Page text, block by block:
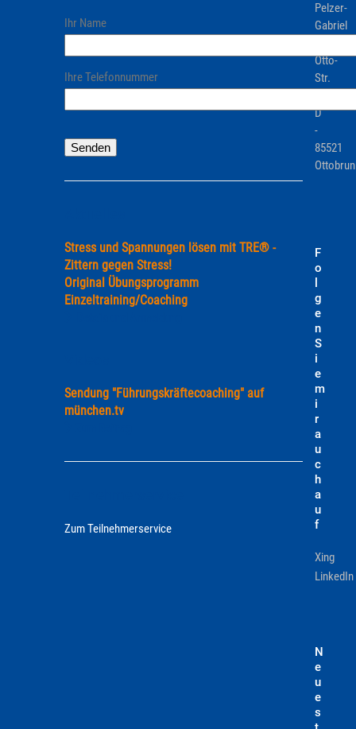
Ihr Name
Ihre Telefonnummer
lasse
Feld
Stress und Spannungen lösen mit TRE® -
Zittern gegen Stress!
Original Übungsprogramm
Einzeltraining/Coaching
Sendung "Führungskräftecoaching" auf
münchen.tv
Zum Teilnehmerservice
Pelzer-
Gabriel
Otto-
Str.
D
-
85521
F
o
g
e
n
S
i
e
m
i
r
a
u
c
h
a
u
f
Xing
LinkedIn
N
e
u
e
s